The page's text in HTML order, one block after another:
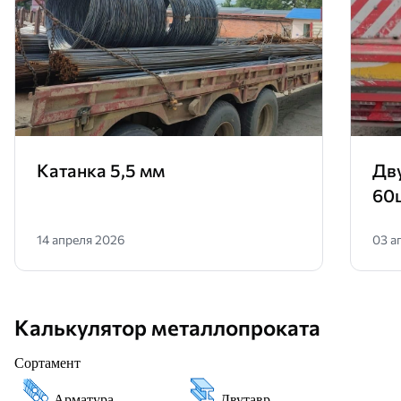
Катанка 5,5 мм
14 апреля 2026 03
Калькулятор металлопроката